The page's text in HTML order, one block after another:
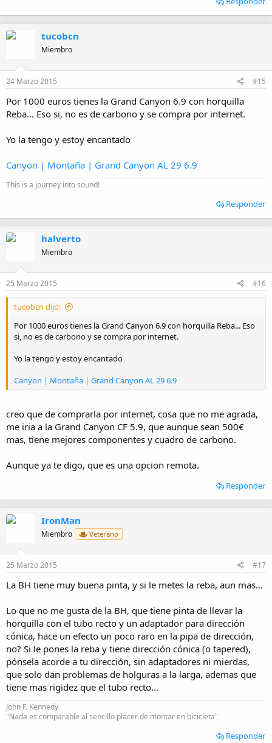
tucobcn
Miembro
24 Marzo 2015 #15
Por 1000 euros tienes la Grand Canyon 6.9 con horquilla
Reba... Eso si, no es de carbono y se compra por internet.
Yo la tengo y estoy encantado
Canyon | Montaña | Grand Canyon AL 29 6.9
This is a journey into sound!
Responder
halverto
Miembro
25 Marzo 2015 #16
tucobcn dijo:
Por 1000 euros tienes la Grand Canyon 6.9 con horquilla Reba... Eso
si, no es de carbono y se compra por internet.
Yo la tengo y estoy encantado
Canyon | Montaña | Grand Canyon AL 29 6.9
creo que de comprarla por internet, cosa que no me agrada,
me iria a la Grand Canyon CF 5.9, que aunque sean 500€
mas, tiene mejores componentes y cuadro de carbono.
Aunque ya te digo, que es una opcion remota.
Responder
IronMan
Miembro Veterano
25 Marzo 2015 #17
La BH tiene muy buena pinta, y si le metes la reba, aun mas...
Lo que no me gusta de la BH, que tiene pinta de llevar la
horquilla con el tubo recto y un adaptador para dirección
cónica, hace un efecto un poco raro en la pipa de dirección,
no? Si le pones la reba y tiene dirección cónica (o tapered),
pónsela acorde a tu dirección, sin adaptadores ni mierdas,
que solo dan problemas de holguras a la larga, ademas que
tiene mas rigidez que el tubo recto...
John F. Kennedy
"Nada es comparable al sencillo placer de montar en bicicleta"
Responder